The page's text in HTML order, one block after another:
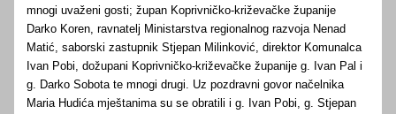
mnogi uvaženi gosti; župan Koprivničko-križevačke županije
Darko Koren, ravnatelj Ministarstva regionalnog razvoja Nenad
Matić, saborski zastupnik Stjepan Milinković, direktor Komunalca
Ivan Pobi, dožupani Koprivničko-križevačke županije g. Ivan Pal i
g. Darko Sobota te mnogi drugi. Uz pozdravni govor načelnika
Maria Hudića mještanima su se obratili i g. Ivan Pobi, g. Stjepan